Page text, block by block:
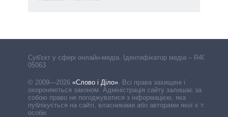
Cуб'єкт у сфері онлайн-медіа. Ідентифікатор медіа – R40-
05063
© 2009—2026 «Слово і Діло»
Всі права захищені і
охороняються законом. Адміністрація сайту залишає за
собою право не погоджуватися з інформацією, яка
публікується на сайті, власниками або авторами якої є треті
особи.